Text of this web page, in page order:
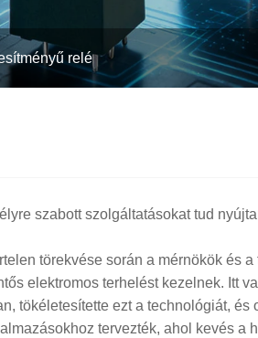
relé
szabott szolgáltatásokat tud
törekvése során a mérnökök és
elektromos terhelést kezelnek. Itt
tökéletesítette ezt a technológiát,
tervezték, ahol kevés